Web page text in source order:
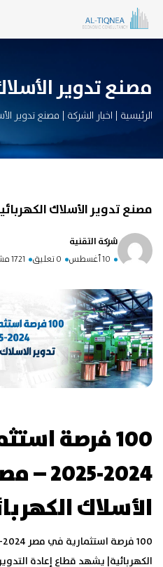
مصنع تدوير
الرئيسية | اخبار الشركة | مصنع تدوير
مصنع تدوير الأسلاك
شركة التقنية
10 أغسطس 0 تعليق 1721 مشاهدة
100 فرصة
2024-2025 –
الأسلاك
الكهربائية| يشهد قطاع إعادة